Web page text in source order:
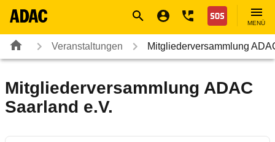
Nothilfe
MENÜ
Veranstaltungen Mitgliederversammlung
Mitgliederversammlung ADAC
Saarland e.V.